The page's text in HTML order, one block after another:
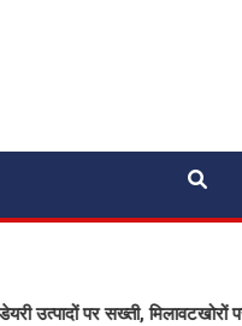
पर सख्ती, मिलावटखोरों पर